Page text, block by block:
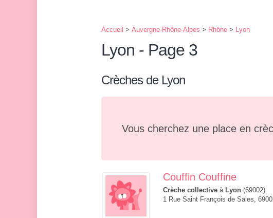
Accueil > Auvergne-Rhône-Alpes > Rhône > Lyon
Lyon - Page 3
Crèches de Lyon
Vous cherchez une place en
Couffin Couffine
Crèche collective à Lyon (69002)
1 Rue Saint François de Sales,